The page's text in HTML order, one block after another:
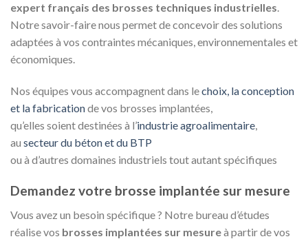
expert français des brosses techniques industrielles.
Notre savoir-faire nous permet de concevoir des solutions
adaptées à vos contraintes mécaniques, environnementales et
économiques.
Nos équipes vous accompagnent dans lechoix, la conception
et la fabricationde vos brosses implantées,
qu’elles soient destinées à l’industrie agroalimentaire,
au secteur du béton et du BTP
ou à d’autres domaines industriels tout autant spécifiques
Demandez votre brosse implantée sur mesure
Vous avez un besoin spécifique ? Notre bureau d’études
réalise vos brosses implantées sur mesureà partir de vos